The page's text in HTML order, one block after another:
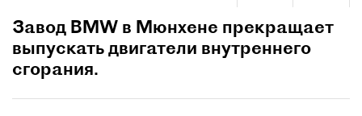
Завод BMW в Мюнхене прекращает
выпускать двигатели внутреннего
сгорания.